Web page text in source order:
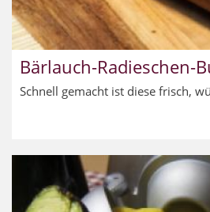
Bärlauch-Radieschen-
Schnell gemacht ist diese frisch,